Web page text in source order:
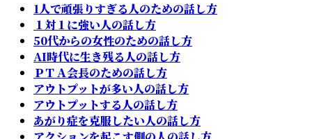
1人で頑張りすぎる人のための話し方
１対１に強い人の話し方
50代からの女性のための話し方
AI時代に生き残る人の話し方
ＰＴＡ会長のための話し方
アウトプットが多い人の話し方
アウトプットする人の話し方
あがり症を克服したい人の話し方